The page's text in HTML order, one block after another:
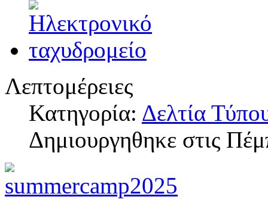
Λεπτομέρειες
Κατηγορία: Δελτία
Δημιουργηθηκε στις